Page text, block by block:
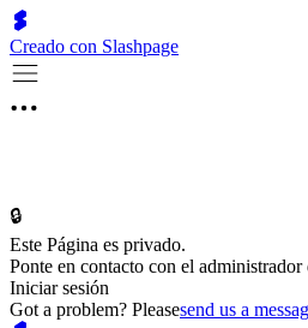
Creado con Slashpage
🔒
Este Página es privado.
Ponte en contacto con el administrador
Iniciar sesión
Got a problem? Pleasesend us a